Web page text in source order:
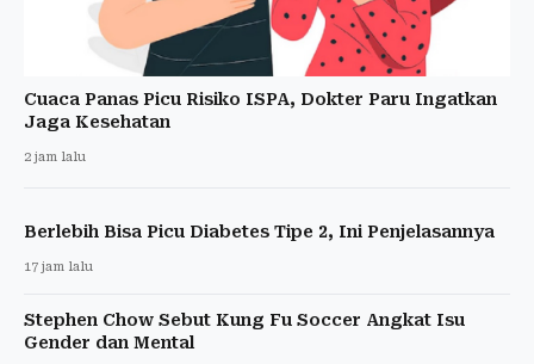
Cuaca Panas Picu Risiko ISPA, Dokter Paru Ingatkan
Jaga Kesehatan
2 jam lalu
Berlebih Bisa Picu Diabetes Tipe 2, Ini Penjelasannya
17 jam lalu
Stephen Chow Sebut Kung Fu Soccer Angkat Isu
Gender dan Mental